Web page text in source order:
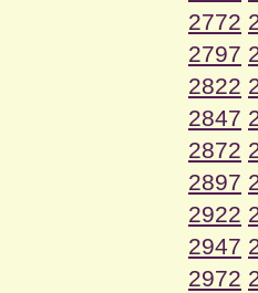
2772
2797
2822
2847
2872
2897
2922
2947
2972